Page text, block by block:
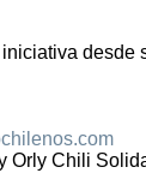
desde
Orly Chili